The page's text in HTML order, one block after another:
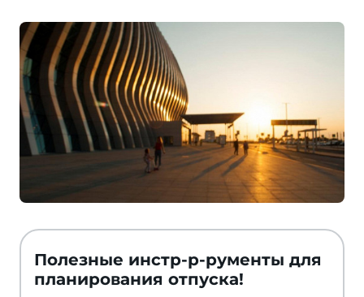
Полезные инстр-р-рументы для
планирования отпуска!